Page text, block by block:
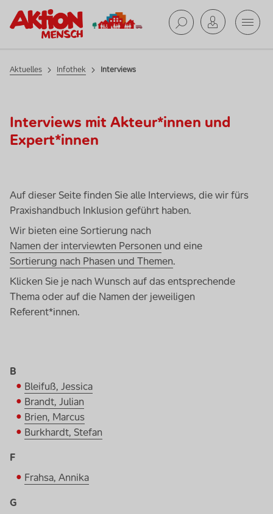
Aktuelles
Aktuelles Infothek Interviews
Interviews mit Akteur*innen und
Expert*innen
Auf dieser Seite finden Sie alle Interviews, die wir fürs
Praxishandbuch Inklusion geführt haben.
Wir bieten eine Sortierung nach
Namen der interviewten Personen und eine
Sortierung nach Phasen und Themen.
Klicken Sie je nach Wunsch auf das entsprechende
Thema oder auf die Namen der jeweiligen
Referent*innen.
B
Bleifuß, Jessica
Brandt, Julian
Brien, Marcus
Burkhardt, Stefan
F
Frahsa, Annika
G